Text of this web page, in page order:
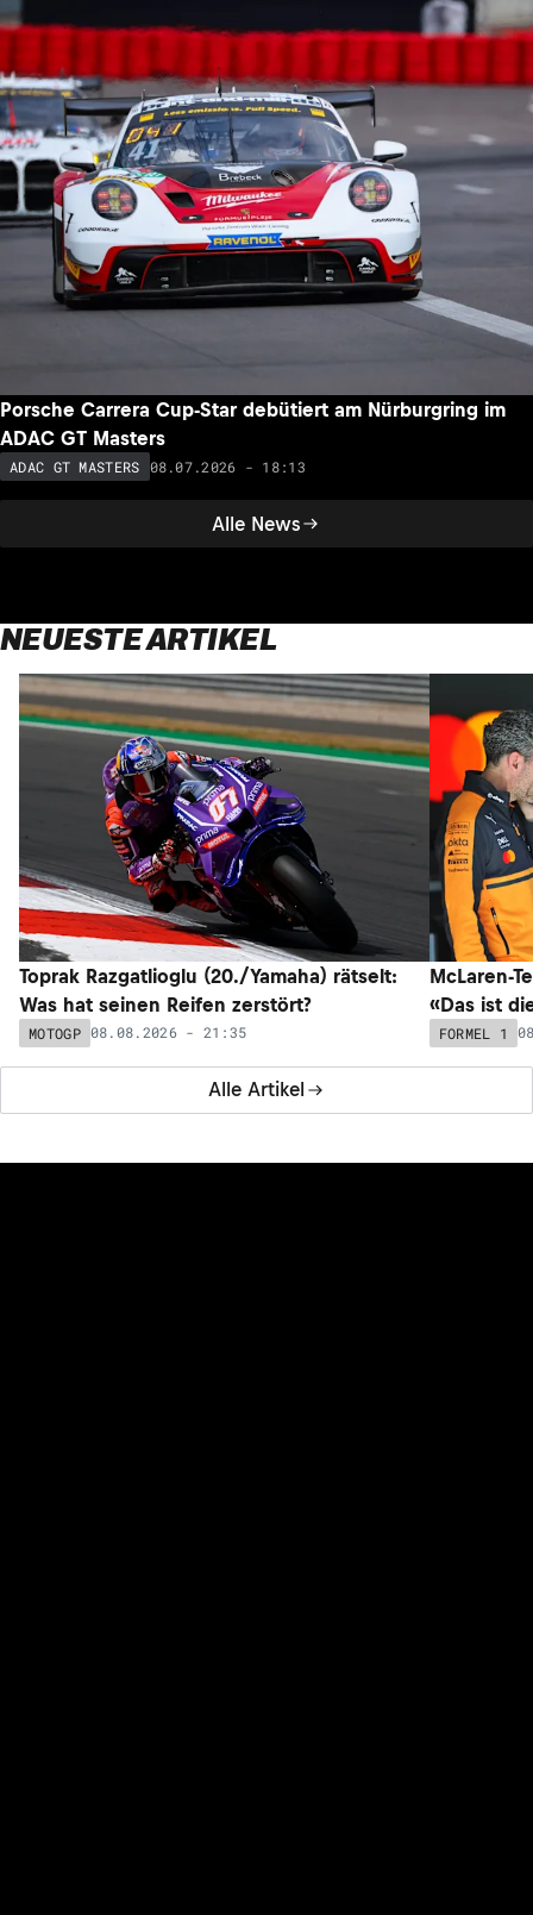
Alle News
Porsche Carrera Cup-Star debütiert am Nürburgring im
ADAC GT Masters
ADAC GT MASTERS 08.07.2026 - 18:13
NEUESTE ARTIKEL
Alle Artikel
Toprak Razgatlioglu (20./Yamaha) rätselt:
Was hat seinen Reifen zerstört?
MOTOGP 08.08.2026 - 21:35
McLaren-
«Das ist
FORMEL 1